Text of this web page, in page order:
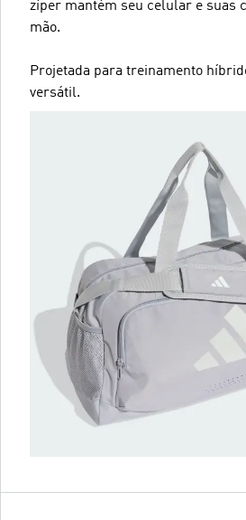
zíper mantém seu celular e suas
mão.
Projetada para treinamento
versátil.